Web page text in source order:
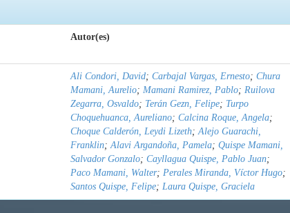
Autor(es)
Ali Condori, David; Carbajal Vargas, Ernesto; Chura
Mamani, Aurelio; Mamani Ramirez, Pablo; Ruilova
Zegarra, Osvaldo; Terán Gezn, Felipe; Turpo
Choquehuanca, Aureliano; Calcina Roque, Angela;
Choque Calderón, Leydi Lizeth;Alejo Guarachi,
Franklin;Alavi Argandoña, Pamela; Quispe Mamani,
Salvador Gonzalo; Cayllagua Quispe, Pablo Juan;
Paco Mamani, Walter; Perales Miranda, Víctor Hugo;
Santos Quispe, Felipe; Laura Quispe, Graciela